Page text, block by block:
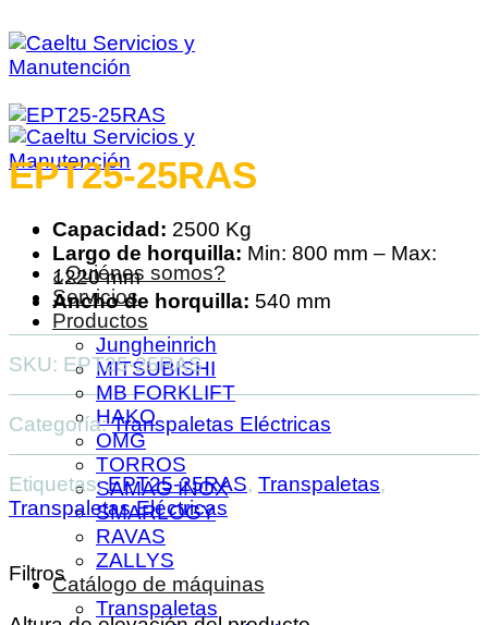
al
contenido
¿Quiénes somos?
Servicios
Productos
Jungheinrich
MITSUBISHI
MB FORKLIFT
HAKO
OMG
TORROS
SAMAG INOX
SMARLOGY
RAVAS
ZALLYS
Catálogo de máquinas
Transpaletas
EPT25-25RAS
Capacidad: 2500 Kg
Largo de horquilla: Min: 800 mm – Max:
1220 mm
Ancho de horquilla: 540 mm
SKU: EPT25-25RAS
Categoría:Transpaletas Eléctricas
Etiquetas:EPT25-25RAS, Transpaletas,
Transpaletas Eléctricas
Filtros